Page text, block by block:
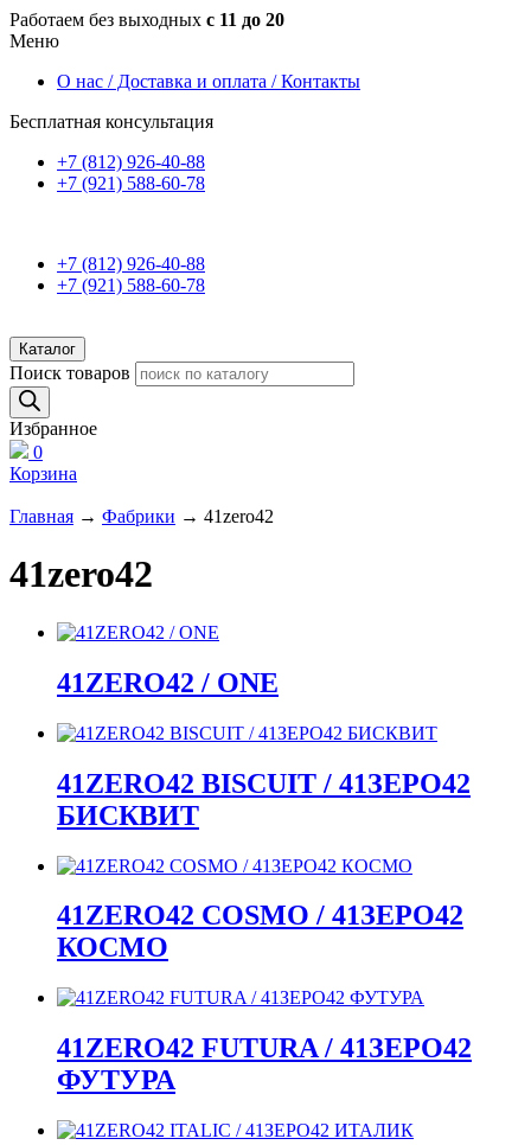
Работаем без выходных с 11 до 20
Меню
О нас / Доставка и оплата / Контакты
Бесплатная консультация
+7 (812) 926-40-88
+7 (921) 588-60-78
+7 (812) 926-40-88
+7 (921) 588-60-78
Каталог
Поиск товаров
Избранное
0
Корзина
Главная → Фабрики → 41zero42
41zero42
41ZERO42 / ONE
41ZERO42 BISCUIT / 41ЗЕРО42
БИСКВИТ
41ZERO42 COSMO / 41ЗЕРО42
КОСМО
41ZERO42 FUTURA / 41ЗЕРО42
ФУТУРА